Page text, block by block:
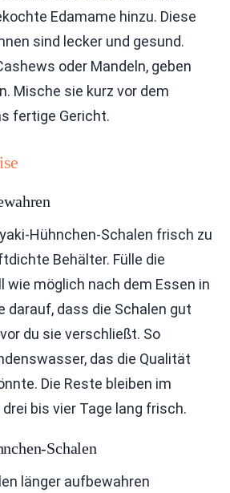
Edamame hinzu. Diese
sind lecker und gesund.
oder Mandeln, geben
Mische sie kurz vor dem
fertige Gericht.
Hühnchen-Schalen frisch zu
Behälter. Fülle die
wie möglich nach dem Essen in
darauf, dass die Schalen gut
du sie verschließt. So
das die Qualität
Die Reste bleiben im
bis vier Tage lang frisch.
Schalen
länger aufbewahren